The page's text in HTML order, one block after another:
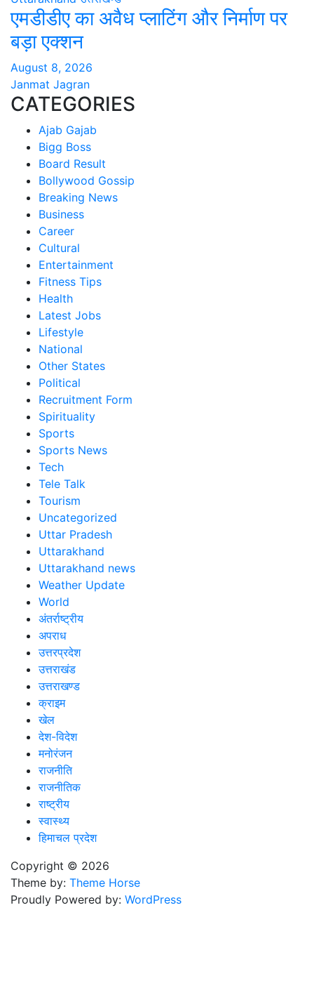
एमडीडीए का अवैध प्लाटिंग और निर्माण पर
बड़ा एक्शन
August 8, 2026
Janmat Jagran
CATEGORIES
Ajab Gajab
Bigg Boss
Board Result
Bollywood Gossip
Breaking News
Business
Career
Cultural
Entertainment
Fitness Tips
Health
Latest Jobs
Lifestyle
National
Other States
Political
Recruitment Form
Spirituality
Sports
Sports News
Tech
Tele Talk
Tourism
Uncategorized
Uttar Pradesh
Uttarakhand
Uttarakhand news
Weather Update
World
अंतर्राष्ट्रीय
अपराध
उत्तरप्रदेश
उत्तराखंड
उत्तराखण्ड
क्राइम
खेल
देश-विदेश
मनोरंजन
राजनीति
राजनीतिक
राष्ट्रीय
स्वास्थ्य
हिमाचल प्रदेश
Copyright © 2026
Theme by: Theme Horse
Proudly Powered by: WordPress